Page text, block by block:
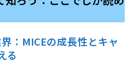
：MICEの成長性とキャ
る